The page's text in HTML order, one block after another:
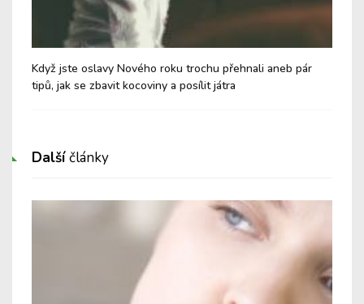
Když jste oslavy Nového roku trochu přehnali aneb pár
tipů, jak se zbavit kocoviny a posílit játra
Dalšíčlánky